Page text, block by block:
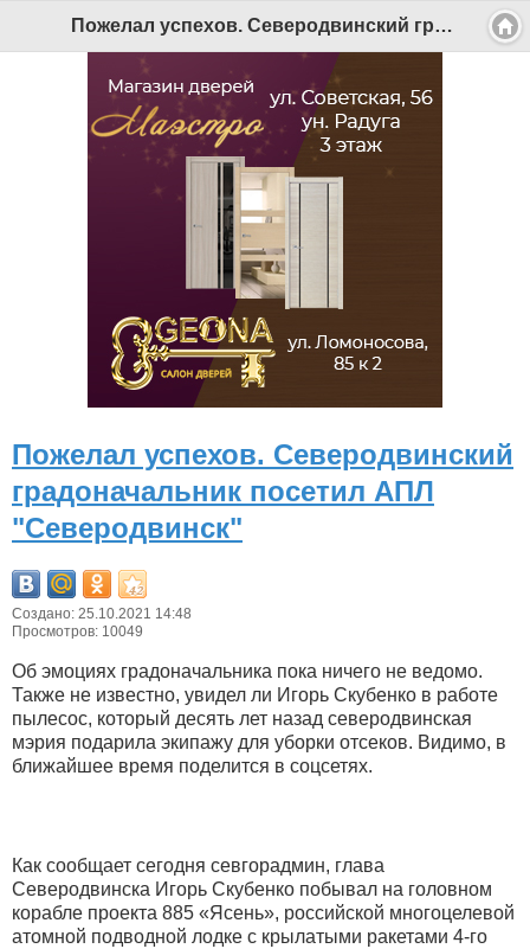
Пожелал успехов. Северодвинский градоначальник посетил АПЛ "Северодвинск" - Беломорканал Северодвинск tv29.ru
Пожелал успехов. Северодвинский
градоначальник посетил АПЛ
"Северодвинск"
Создано: 25.10.2021 14:48
Просмотров: 10049
Об эмоциях градоначальника пока ничего не ведомо.
Также не известно, увидел ли Игорь Скубенко в работе
пылесос, который десять лет назад северодвинская
мэрия подарила экипажу для уборки отсеков. Видимо, в
ближайшее время поделится в соцсетях.
Как сообщает сегодня севгорадмин, глава
Северодвинска Игорь Скубенко побывал на головном
корабле проекта 885 «Ясень», российской многоцелевой
атомной подводной лодке с крылатыми ракетами 4-го